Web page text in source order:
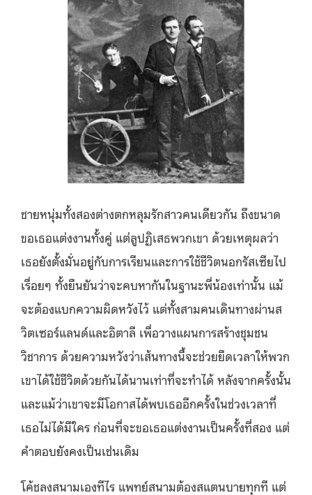
ชายหนุ่มทั้งสองต่างตกหลุมรักสาวคนเดียวกัน ถึงขนาด
ขอเธอแต่งงานทั้งคู่ แต่ลูปฏิเสธพวกเขา ด้วยเหตุผลว่า
เธอยังตั้งมั่นอยู่กับการเรียนและการใช้ชีวิตนอกรัสเซียไป
เรื่อยๆ ทั้งยืนยันว่าจะคบหากันในฐานะพี่น้องเท่านั้น แม้
จะต้องแบกความผิดหวังไว้ แต่ทั้งสามคนเดินทางผ่านส
วิตเซอร์แลนด์และอิตาลี เพื่อวางแผนการสร้างชุมชน
วิชาการ ด้วยความหวังว่าเส้นทางนี้จะช่วยยืดเวลาให้พวก
เขาได้ใช้ชีวิตด้วยกันได้นานเท่าที่จะทำได้ หลังจากครั้งนั้น
และแม้ว่าเขาจะมีโอกาสได้พบเธออีกครั้งในช่วงเวลาที่
เธอไม่ได้มีใคร ก่อนที่จะขอเธอแต่งงานเป็นครั้งที่สอง แต่
คำตอบยังคงเป็นเช่นเดิม
โค้ชลงสนามเองทีไร แพทย์สนามต้องสแตนบายทุกที แต่